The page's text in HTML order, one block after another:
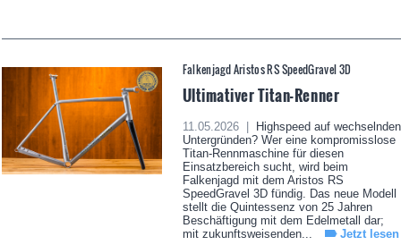
Falkenjagd Aristos RS SpeedGravel 3D
Ultimativer Titan-Renner
11.05.2026 |
Highspeed auf wechselnden
Untergründen? Wer eine kompromisslose
Titan-Rennmaschine für diesen
Einsatzbereich sucht, wird beim
Falkenjagd mit dem Aristos RS
SpeedGravel 3D fündig. Das neue Modell
stellt die Quintessenz von 25 Jahren
Beschäftigung mit dem Edelmetall dar;
mit zukunftsweisenden...
Jetzt lesen